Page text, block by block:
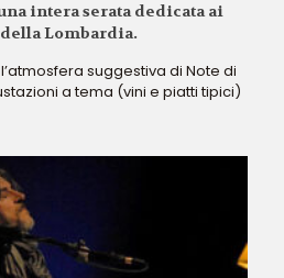
intera serata dedicata ai
Lombardia.
suggestiva di Note di
a tema (vini e piatti tipici)